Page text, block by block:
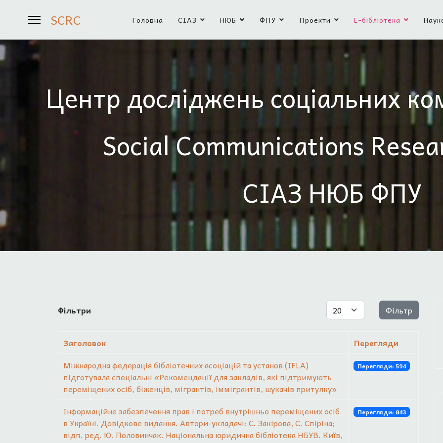
SCRC Головна СІАЗ НЮБ ФПУ Проекти Е-бібліотека
Центр досліджень соціальних
Social Communications
СІАЗ НЮБ ФПУ
Фільтри Показувати Фільтр
Заголовок
Перегляди
Міжнародна федерація бібліотечних асоціацій та установ (IFLA)
підготувала спеціальні «Рекомендації для закладів, які підтримують
переміщених осіб, біженців, мігрантів, іммігрантів, шукачів притулку»
Перегляди: 594
Інформаційне забезпечення прав і потреб внутрішньо переміщених осіб
в Україні. Довідкове видання. Автори-укладачі: С. Закірова, С. Спіріна;
відп. ред. Ю. Половинчак. Національна юридична бібліотека НБУВ. Київ,
Перегляди: 843